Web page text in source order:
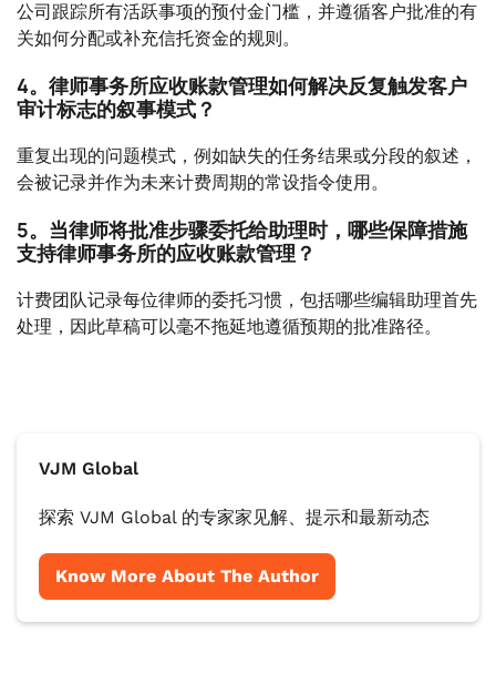
公司跟踪所有活跃事项的预付金门槛，并遵循客户批准的有
关如何分配或补充信托资金的规则。
4。律师事务所应收账款管理如何解决反复触发客户
审计标志的叙事模式？
重复出现的问题模式，例如缺失的任务结果或分段的叙述，
会被记录并作为未来计费周期的常设指令使用。
5。当律师将批准步骤委托给助理时，哪些保障措施
支持律师事务所的应收账款管理？
计费团队记录每位律师的委托习惯，包括哪些编辑助理首先
处理，因此草稿可以毫不拖延地遵循预期的批准路径。
VJM Global
探索 VJM Global 的专家家见解、提示和最新动态
Know More About The Author